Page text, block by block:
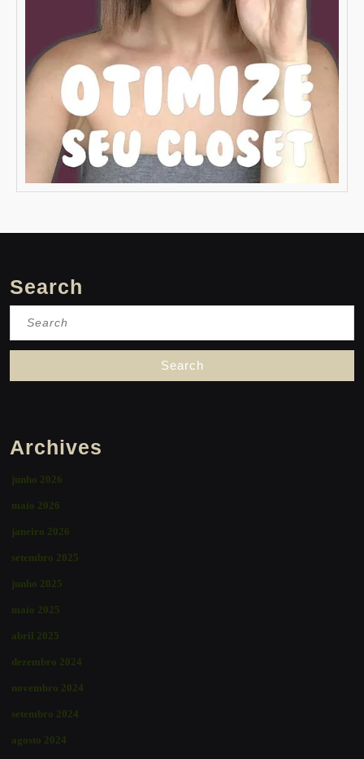
Search
Archives
junho 2026
maio 2026
janeiro 2026
setembro 2025
junho 2025
maio 2025
abril 2025
dezembro 2024
novembro 2024
setembro 2024
agosto 2024